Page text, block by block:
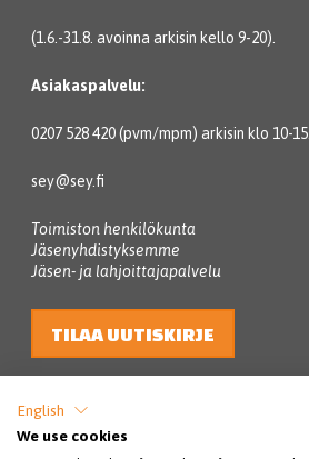
(1.6.-31.8. avoinna arkisin kello 9-20).
Asiakaspalvelu:
0207 528 420 (pvm/mpm) arkisin klo 10-15.
sey@sey.fi
Toimiston henkilökunta
Jäsenyhdistyksemme
Jäsen- ja lahjoittajapalvelu
TILAA UUTISKIRJE
English
We use cookies